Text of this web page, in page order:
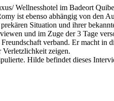
Wellnesshotel im Badeort
ist ebenso abhängig von den
Situation und ihrer
und im Zuge der 3 Tage
verband. Er macht in
Verletzlichkeit zeigen.
Hilde befindet dieses